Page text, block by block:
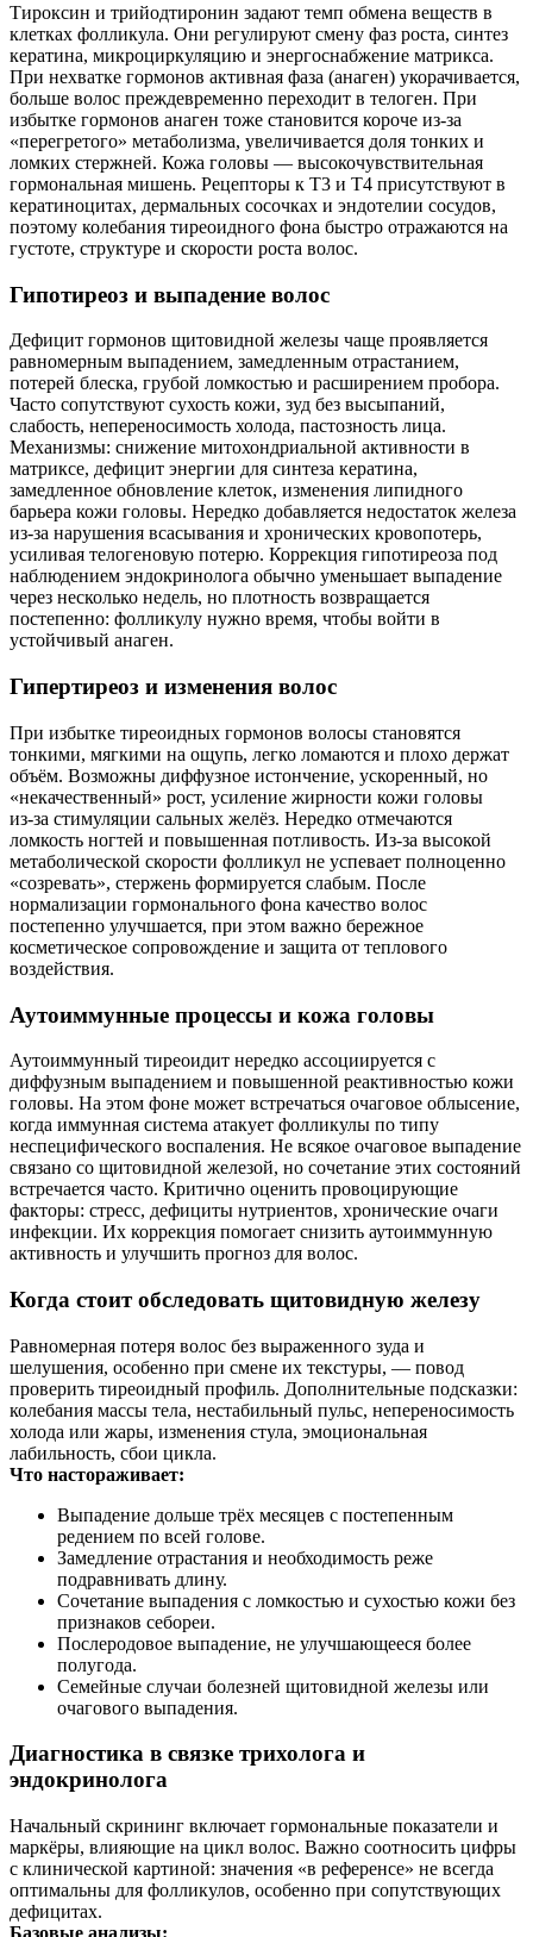
Тироксин и трийодтиронин задают темп обмена веществ в
клетках фолликула. Они регулируют смену фаз роста, синтез
кератина, микроциркуляцию и энергоснабжение матрикса.
При нехватке гормонов активная фаза (анаген) укорачивается,
больше волос преждевременно переходит в телоген. При
избытке гормонов анаген тоже становится короче из‑за
«перегретого» метаболизма, увеличивается доля тонких и
ломких стержней. Кожа головы — высокочувствительная
гормональная мишень. Рецепторы к Т3 и Т4 присутствуют в
кератиноцитах, дермальных сосочках и эндотелии сосудов,
поэтому колебания тиреоидного фона быстро отражаются на
густоте, структуре и скорости роста волос.
Гипотиреоз и выпадение волос
Дефицит гормонов щитовидной железы чаще проявляется
равномерным выпадением, замедленным отрастанием,
потерей блеска, грубой ломкостью и расширением пробора.
Часто сопутствуют сухость кожи, зуд без высыпаний,
слабость, непереносимость холода, пастозность лица.
Механизмы: снижение митохондриальной активности в
матриксе, дефицит энергии для синтеза кератина,
замедленное обновление клеток, изменения липидного
барьера кожи головы. Нередко добавляется недостаток железа
из‑за нарушения всасывания и хронических кровопотерь,
усиливая телогеновую потерю. Коррекция гипотиреоза под
наблюдением эндокринолога обычно уменьшает выпадение
через несколько недель, но плотность возвращается
постепенно: фолликулу нужно время, чтобы войти в
устойчивый анаген.
Гипертиреоз и изменения волос
При избытке тиреоидных гормонов волосы становятся
тонкими, мягкими на ощупь, легко ломаются и плохо держат
объём. Возможны диффузное истончение, ускоренный, но
«некачественный» рост, усиление жирности кожи головы
из‑за стимуляции сальных желёз. Нередко отмечаются
ломкость ногтей и повышенная потливость. Из‑за высокой
метаболической скорости фолликул не успевает полноценно
«созревать», стержень формируется слабым. После
нормализации гормонального фона качество волос
постепенно улучшается, при этом важно бережное
косметическое сопровождение и защита от теплового
воздействия.
Аутоиммунные процессы и кожа головы
Аутоиммунный тиреоидит нередко ассоциируется с
диффузным выпадением и повышенной реактивностью кожи
головы. На этом фоне может встречаться очаговое облысение,
когда иммунная система атакует фолликулы по типу
неспецифического воспаления. Не всякое очаговое выпадение
связано со щитовидной железой, но сочетание этих состояний
встречается часто. Критично оценить провоцирующие
факторы: стресс, дефициты нутриентов, хронические очаги
инфекции. Их коррекция помогает снизить аутоиммунную
активность и улучшить прогноз для волос.
Когда стоит обследовать щитовидную железу
Равномерная потеря волос без выраженного зуда и
шелушения, особенно при смене их текстуры, — повод
проверить тиреоидный профиль. Дополнительные подсказки:
колебания массы тела, нестабильный пульс, непереносимость
холода или жары, изменения стула, эмоциональная
лабильность, сбои цикла.
Что настораживает:
Выпадение дольше трёх месяцев с постепенным
редением по всей голове.
Замедление отрастания и необходимость реже
подравнивать длину.
Сочетание выпадения с ломкостью и сухостью кожи без
признаков себореи.
Послеродовое выпадение, не улучшающееся более
полугода.
Семейные случаи болезней щитовидной железы или
очагового выпадения.
Диагностика в связке трихолога и
эндокринолога
Начальный скрининг включает гормональные показатели и
маркёры, влияющие на цикл волос. Важно соотносить цифры
с клинической картиной: значения «в референсе» не всегда
оптимальны для фолликулов, особенно при сопутствующих
дефицитах.